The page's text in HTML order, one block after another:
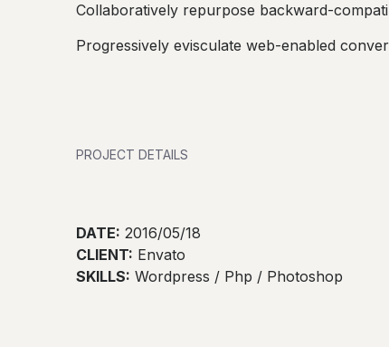
Collaboratively repurpose backward-
Progressively evisculate web-enabled
PROJECT DETAILS
DATE: 2016/05/18
CLIENT: Envato
SKILLS: Wordpress / Php / Photoshop